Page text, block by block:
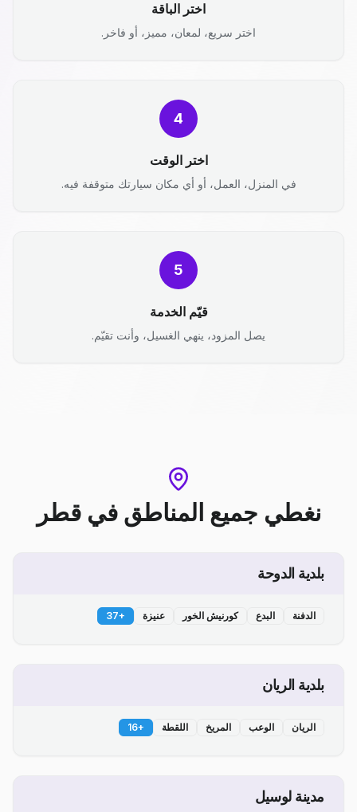
اختر الباقة
اختر سريع، لمعان، مميز، أو فاخر.
4
اختر الوقت
في المنزل، العمل، أو أي مكان سيارتك متوقفة فيه.
5
قيّم الخدمة
يصل المزود، ينهي الغسيل، وأنت تقيّم.
نغطي جميع المناطق في قطر
بلدية الدوحة
الدفنة البدع كورنيش الخور عنيزة +
37
بلدية الريان
الريان الوعب المريخ اللقطة +
16
مدينة لوسيل